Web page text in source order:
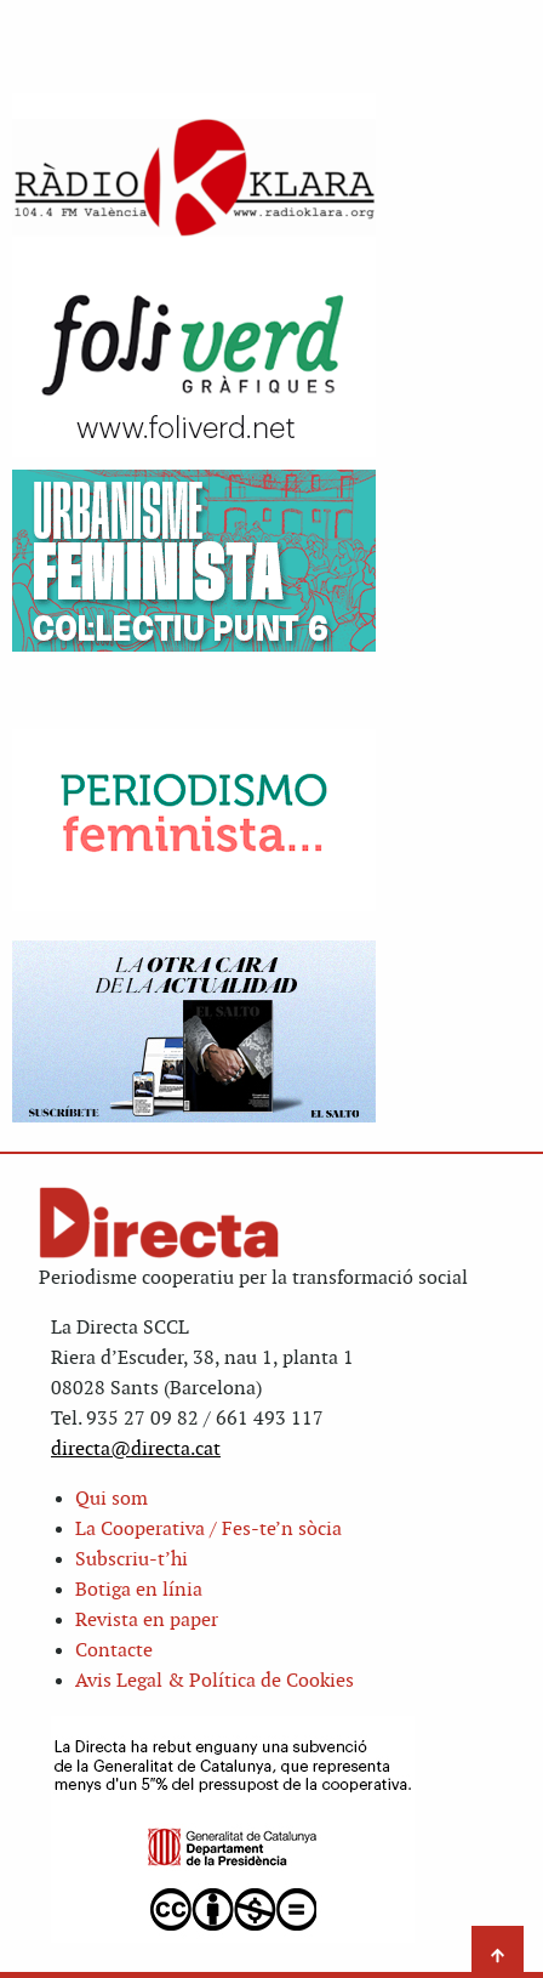
Periodisme cooperatiu per la transformació social
La Directa SCCL
Riera d’Escuder, 38, nau 1, planta 1
08028 Sants (Barcelona)
Tel. 935 27 09 82 / 661 493 117
directa@directa.cat
Qui som
La Cooperativa / Fes-te’n sòcia
Subscriu-t’hi
Botiga en línia
Revista en paper
Contacte
Avis Legal & Política de Cookies